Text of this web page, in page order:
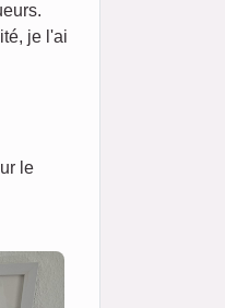
je l'ai
le